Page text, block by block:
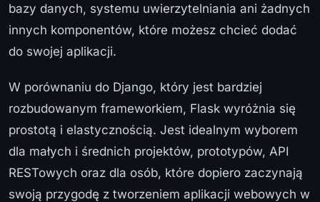
bazy danych, systemu uwierzytelniania ani żadnych
innych komponentów, które możesz chcieć dodać
do swojej aplikacji.
W porównaniu do Django, który jest bardziej
rozbudowanym frameworkiem, Flask wyróżnia się
prostotą i elastycznością. Jest idealnym wyborem
dla małych i średnich projektów, prototypów, API
RESTowych oraz dla osób, które dopiero zaczynają
swoją przygodę z tworzeniem aplikacji webowych w